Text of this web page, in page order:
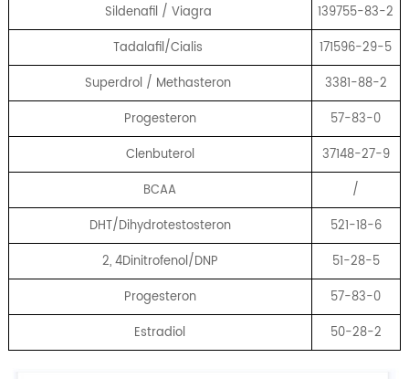
Sildenafil / Viagra
139755-83-2
Tadalafil/Cialis
171596-29-5
Superdrol / Methasteron
3381-88-2
Progesteron
57-83-0
Clenbuterol
37148-27-9
BCAA
/
DHT/Dihydrotestosteron
521-18-6
2, 4Dinitrofenol/DNP
51-28-5
Progesteron
57-83-0
Estradiol
50-28-2